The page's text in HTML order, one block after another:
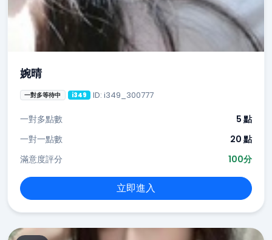
婉晴
一對多等待中 i349 ID: i349_300777
一對多點數
5 點
一對一點數
20 點
滿意度評分
100分
立即進入